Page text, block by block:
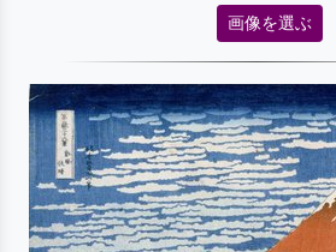
画像を選ぶ